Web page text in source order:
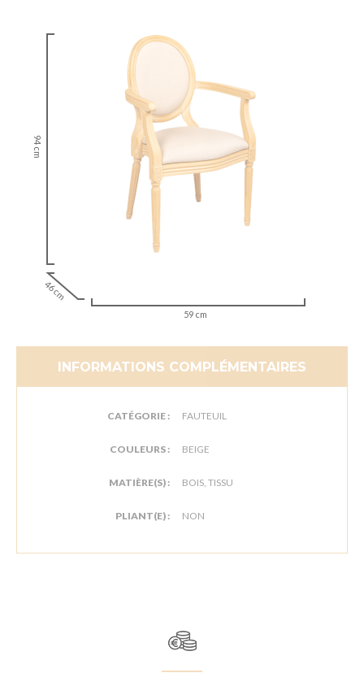
94 cm
46 cm
59 cm
INFORMATIONS COMPLÉMENTAIRES
CATÉGORIE : FAUTEUIL
COULEURS : BEIGE
MATIÈRE(S) : BOIS, TISSU
PLIANT(E) : NON